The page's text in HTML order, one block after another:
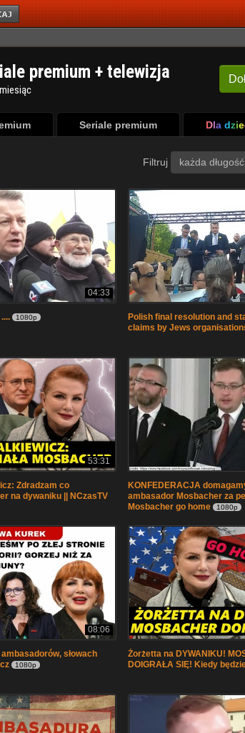
premium + telewizja
Seriale premium Dla
Filtruj każda długość
04:33
1080p
Polish final resolution and
claims by Jews
53:31
Zdradzam co
na dywaniku || NCzasTV
KONFEDERACJA
ambasador Mosbacher za
Mosbacher go home
1080p
08:06
słowach
1080p
Żorżetta na DYWANIKU!
DOIGRAŁA SIĘ! Kiedy